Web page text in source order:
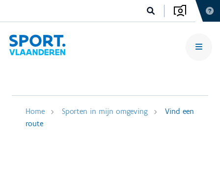
Home Sporten in mijn omgeving
Vind een
route